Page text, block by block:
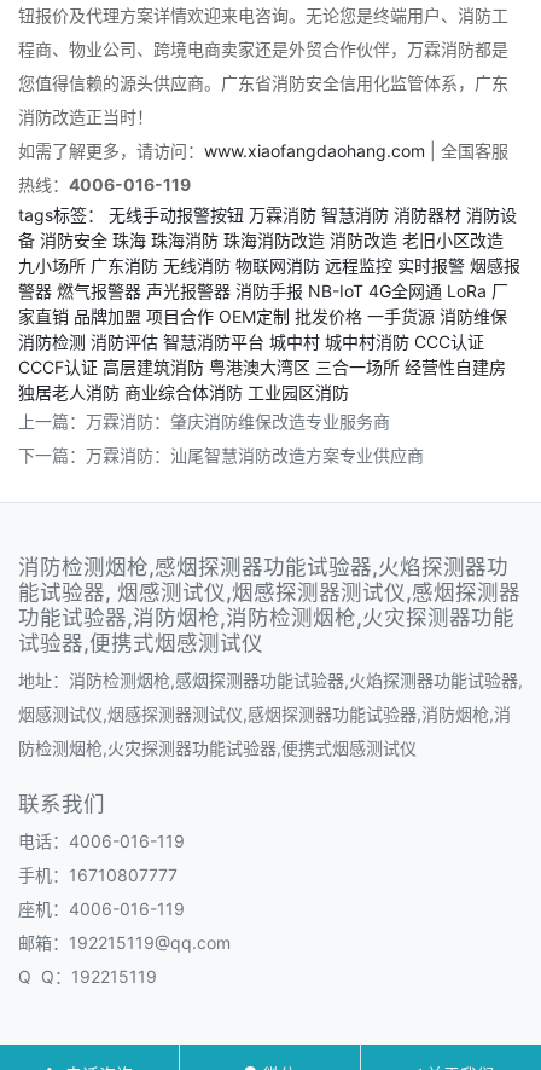
钮报价及代理方案详情欢迎来电咨询。无论您是终端用户、消防工
程商、物业公司、跨境电商卖家还是外贸合作伙伴，万霖消防都是
您值得信赖的源头供应商。广东省消防安全信用化监管体系，广东
消防改造正当时！
如需了解更多，请访问： www.xiaofangdaohang.com | 全国客服
热线： 4006-016-119
tags标签：
无线手动报警按钮 万霖消防 智慧消防 消防器材 消防设
备 消防安全 珠海 珠海消防 珠海消防改造 消防改造 老旧小区改造
九小场所 广东消防 无线消防 物联网消防 远程监控 实时报警 烟感报
警器 燃气报警器 声光报警器 消防手报 NB-IoT 4G全网通 LoRa 厂
家直销 品牌加盟 项目合作 OEM定制 批发价格 一手货源 消防维保
消防检测 消防评估 智慧消防平台 城中村 城中村消防 CCC认证
CCCF认证 高层建筑消防 粤港澳大湾区 三合一场所 经营性自建房
独居老人消防 商业综合体消防 工业园区消防
上一篇： 万霖消防：肇庆消防维保改造专业服务商
下一篇： 万霖消防：汕尾智慧消防改造方案专业供应商
消防检测烟枪,感烟探测器功能试验器,火焰探测器功
能试验器, 烟感测试仪,烟感探测器测试仪,感烟探测器
功能试验器,消防烟枪,消防检测烟枪,火灾探测器功能
试验器,便携式烟感测试仪
地址：消防检测烟枪,感烟探测器功能试验器,火焰探测器功能试验器,
烟感测试仪,烟感探测器测试仪,感烟探测器功能试验器,消防烟枪,消
防检测烟枪,火灾探测器功能试验器,便携式烟感测试仪
联系我们
电话：4006-016-119
手机：16710807777
座机：4006-016-119
邮箱：192215119@qq.com
Q Q：192215119